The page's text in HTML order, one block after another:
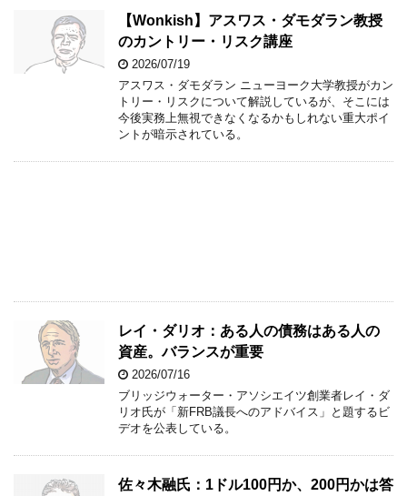
【Wonkish】アスワス・ダモダラン教授
のカントリー・リスク講座
2026/07/19
アスワス・ダモダラン ニューヨーク大学教授がカン
トリー・リスクについて解説しているが、そこには
今後実務上無視できなくなるかもしれない重大ポイ
ントが暗示されている。
レイ・ダリオ：ある人の債務はある人の
資産。バランスが重要
2026/07/16
ブリッジウォーター・アソシエイツ創業者レイ・ダ
リオ氏が「新FRB議長へのアドバイス」と題するビ
デオを公表している。
佐々木融氏：1ドル100円か、200円かは答